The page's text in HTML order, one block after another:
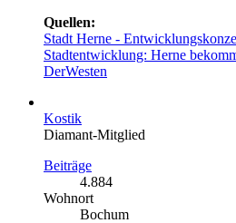
Quellen:
Stadt Herne -
Stadtentwicklung: Herne
DerWesten
Kostik
Diamant-Mitglied
Beiträge
4.884
Wohnort
Bochum